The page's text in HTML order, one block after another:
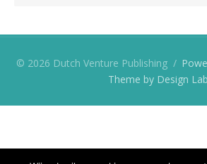
© 2026 Dutch Venture Publishing /
Theme by Design Lab